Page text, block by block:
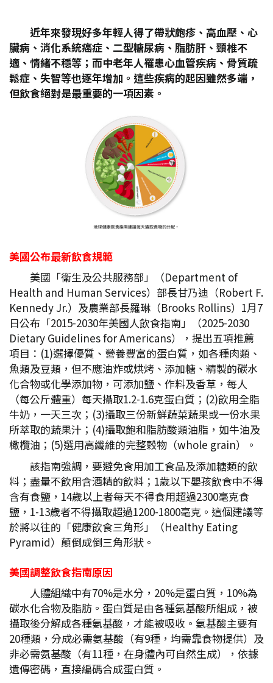
近年來發現好多年輕人得了帶狀皰疹、高血壓、心
臟病、消化系統癌症、二型糖尿病、脂肪肝、頸椎不
適、情緒不穩等；而中老年人罹患心血管疾病、骨質疏
鬆症、失智等也逐年增加。這些疾病的起因雖然多端，
但飲食絕對是最重要的一項因素。
美國公布最新飲食規範
美國「衛生及公共服務部」（Department of
Health and Human Services）部長甘乃迪（Robert F.
Kennedy Jr.）及農業部長羅琳（Brooks Rollins）1月7
日公布「2015-2030年美國人飲食指南」（2025-2030
Dietary Guidelines for Americans），提出五項推薦
項目：(1)選擇優質、營養豐富的蛋白質，如各種肉類、
魚類及豆類，但不應油炸或烘烤、添加糖、精製的碳水
化合物或化學添加物，可添加鹽、作料及香草，每人
（每公斤體重）每天攝取1.2-1.6克蛋白質；(2)飲用全脂
牛奶，一天三次；(3)攝取三份新鮮蔬菜蔬果或一份水果
所萃取的蔬果汁；(4)攝取飽和脂肪酸類油脂，如牛油及
橄欖油；(5)選用高纖維的完整穀物（whole grain）。
該指南強調，要避免食用加工食品及添加糖類的飲
料；盡量不飲用含酒精的飲料；1歲以下嬰孩飲食中不得
含有食鹽，14歲以上者每天不得食用超過2300毫克食
鹽，1-13歲者不得攝取超過1200-1800毫克。這個建議等
於將以往的「健康飲食三角形」（Healthy Eating
Pyramid）顛倒成倒三角形狀。
美國調整飲食指南原因
人體組織中有70%是水分，20%是蛋白質，10%為
碳水化合物及脂肪。蛋白質是由各種氨基酸所組成，被
攝取後分解成各種氨基酸，才能被吸收。氨基酸主要有
20種類，分成必需氨基酸（有9種，均需靠食物提供）及
非必需氨基酸（有11種，在身體內可自然生成），依據
遺傳密碼，直接編碼合成蛋白質。